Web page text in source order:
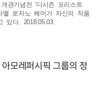
관기념전 '디시즌 포리스트
엘 로자노 헤머가 자신의 작품
있다. 2018.05.03.
모레퍼시픽 그룹의 정